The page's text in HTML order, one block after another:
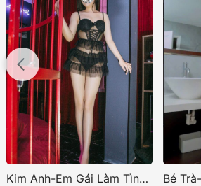
Kim Anh-Em Gái Làm Tình Siêu Nhiệt Huyết